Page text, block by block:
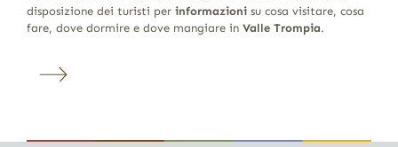
disposizione dei turisti per informazionisu cosa visitare, cosa
fare, dove dormire e dove mangiare in Valle Trompia.